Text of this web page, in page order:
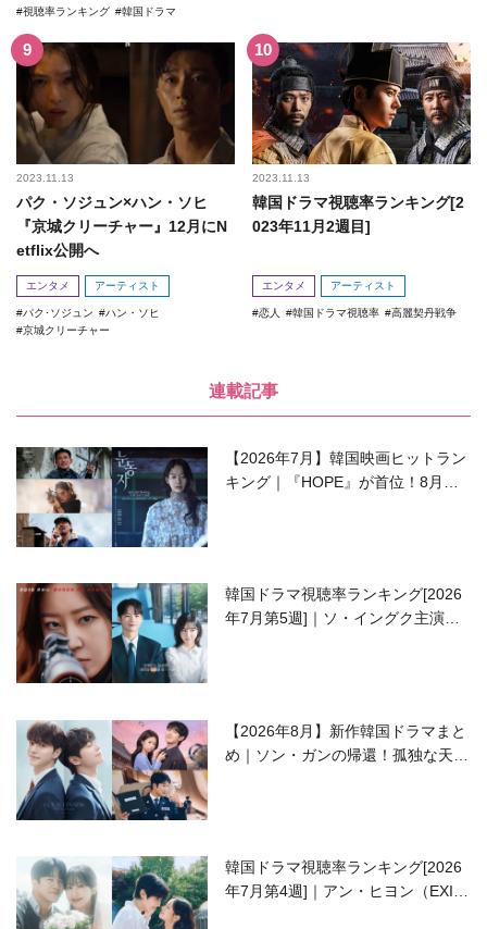
視聴率ランキング
韓国ドラマ
2023.11.13
パク・ソジュン×ハン・ソヒ
『京城クリーチャー』12月にN
etflix公開へ
エンタメ アーティスト
パク･ソジュン
ハン・ソヒ
京城クリーチャー
2023.11.13
韓国ドラマ視聴率ランキング[2
023年11月2週目]
エンタメ アーティスト
恋人 韓国ドラマ視聴率 高麗契丹戦争
連載記事
【2026年7月】韓国映画ヒットラン
キング｜『HOPE』が首位！8月公
韓国ドラマ視聴率ランキング[2026
年7月第5週]｜ソ・イングク主演の
【2026年8月】新作韓国ドラマまと
め｜ソン・ガンの帰還！孤独な天才
韓国ドラマ視聴率ランキング[2026
年7月第4週]｜アン・ヒヨン（EXID